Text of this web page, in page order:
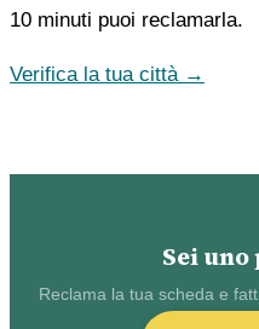
10 minuti puoi reclamarla.
Verifica la tua città →
Sei uno
Reclama la tua scheda e